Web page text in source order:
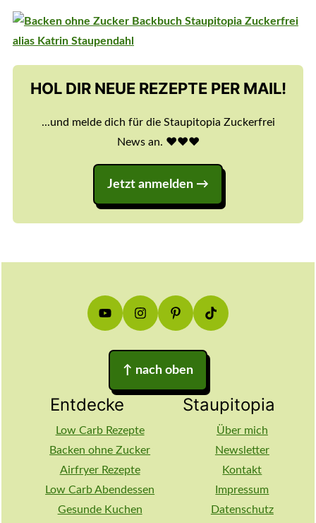
HOL DIR NEUE REZEPTE PER MAIL!
...und melde dich für die Staupitopia Zuckerfrei
News an. ♥️♥️♥️
Jetzt anmelden
↑ nach oben
Entdecke
Low Carb Rezepte
Backen ohne Zucker
Airfryer Rezepte
Low Carb Abendessen
Gesunde Kuchen
Staupitopia
Über mich
Newsletter
Kontakt
Impressum
Datenschutz